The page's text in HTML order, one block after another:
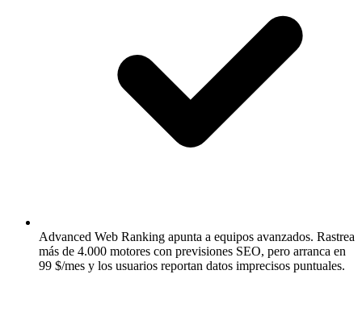
Advanced Web Ranking apunta a equipos avanzados. Rastrea
más de 4.000 motores con previsiones SEO, pero arranca en
99 $/mes y los usuarios reportan datos imprecisos puntuales.